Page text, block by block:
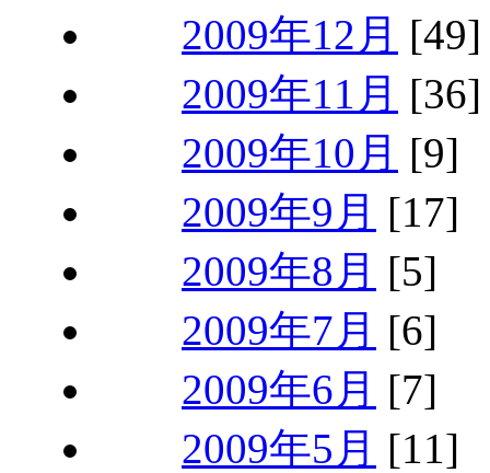
2009年12月 [49]
2009年11月 [36]
2009年10月 [9]
2009年9月 [17]
2009年8月 [5]
2009年7月 [6]
2009年6月 [7]
2009年5月 [11]